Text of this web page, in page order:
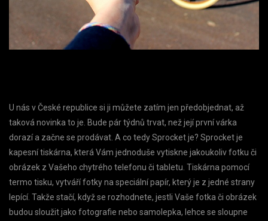
U nás v České republice si ji můžete zatím jen předobjednat, až
taková novinka to je. Bude pár týdnů trvat, než její první várka
dorazí a začne se prodávat. A co tedy Sprocket je? Sprocket je
kapesní tiskárna, která Vám jednoduše vytiskne jakoukoliv fotku či
obrázek z Vašeho chytrého telefonu či tabletu. Tiskárna pomocí
termo tisku, vytváří fotky na speciální papír, který je z jedné strany
lepící. Takže stačí, když se rozhodnete, jestli Vaše fotka či obrázek
budou sloužit jako fotografie nebo samolepka, lehce se sloupne